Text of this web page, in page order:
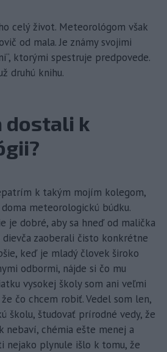
celý život. Meteorológom však
od mala. Je známy svojimi
ktorými spestruje predpovede.
druhú knihu.
dostali k
k takým mojím kolegom,
meteorologickú búdku.
je dobré, aby sa hneď od malička
dievča zaoberali čisto konkrétne
keď je mladý človek široko
odbormi, nájde si čo mu
vysokej školy som ani veľmi
čo chcem robiť. Vedel som len,
školu, študovať prírodné vedy, že
nebaví, chémia ešte menej a
nejako plynule išlo k tomu, že